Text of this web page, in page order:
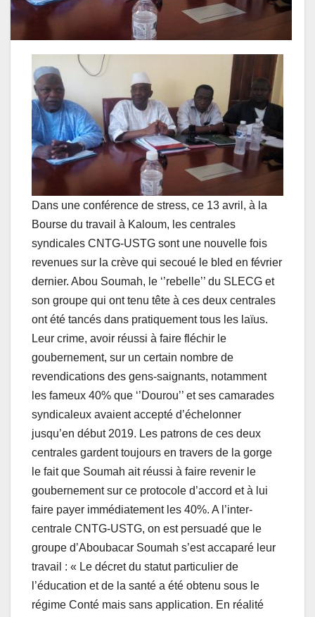
Dans une conférence de stress, ce 13 avril, à la
Bourse du travail à Kaloum, les centrales
syndicales CNTG-USTG sont une nouvelle fois
revenues sur la crève qui secoué le bled en février
dernier. Abou Soumah, le ‘’rebelle’’ du SLECG et
son groupe qui ont tenu tête à ces deux centrales
ont été tancés dans pratiquement tous les laïus.
Leur crime, avoir réussi à faire fléchir le
goubernement, sur un certain nombre de
revendications des gens-saignants, notamment
les fameux 40% que ‘’Dourou’’ et ses camarades
syndicaleux avaient accepté d’échelonner
jusqu’en début 2019. Les patrons de ces deux
centrales gardent toujours en travers de la gorge
le fait que Soumah ait réussi à faire revenir le
goubernement sur ce protocole d’accord et à lui
faire payer immédiatement les 40%. A l’inter-
centrale CNTG-USTG, on est persuadé que le
groupe d’Aboubacar Soumah s’est accaparé leur
travail : « Le décret du statut particulier de
l’éducation et de la santé a été obtenu sous le
régime Conté mais sans application. En réalité